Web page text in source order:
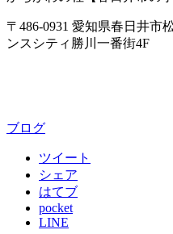
〒486-0931 愛知県春日井
ンスシティ勝川一番街4F
ブログ
ツイート
シェア
はてブ
pocket
LINE